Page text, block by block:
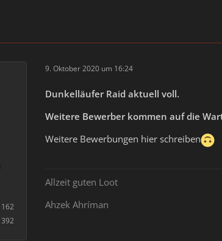
162
392
9. Oktober 2020 um 16:24
Dunkelläufer Raid aktuell voll.
Weitere Bewerber kommen auf die
Weitere Bewerbungen hier schreiben
Allzeit guten Loot
Ahzek Ahríman